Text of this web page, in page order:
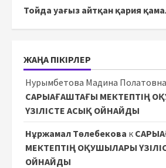
Тойда уағыз айтқан қария
ЖАҢА ПІКІРЛЕР
Нурымбетова Мадина Полатовна
САРЫАҒАШТАҒЫ МЕКТЕПТІҢ
ҮЗІЛІСТЕ АСЫҚ ОЙНАЙДЫ
Нұржамал Төлебекова к
МЕКТЕПТІҢ ОҚУШЫЛАРЫ
ОЙНАЙДЫ